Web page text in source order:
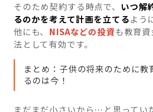
そのため契約する時点で、 いつ解
るのかを考えて計画を立てるよう
他にも、 NISAなどの投資も教育
法として有効です。
まとめ：子供の将来のために教
るのは今！
まだまだ小さいから…と思ってい